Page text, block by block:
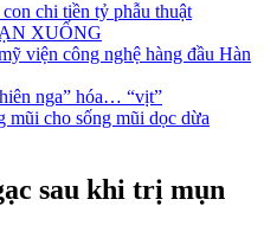
chi tiền tỷ phẫu thuật
XUỐNG
viện công nghệ hàng đầu Hàn
nga” hóa… “vịt”
mũi cho sống mũi dọc dừa
sau khi trị mụn